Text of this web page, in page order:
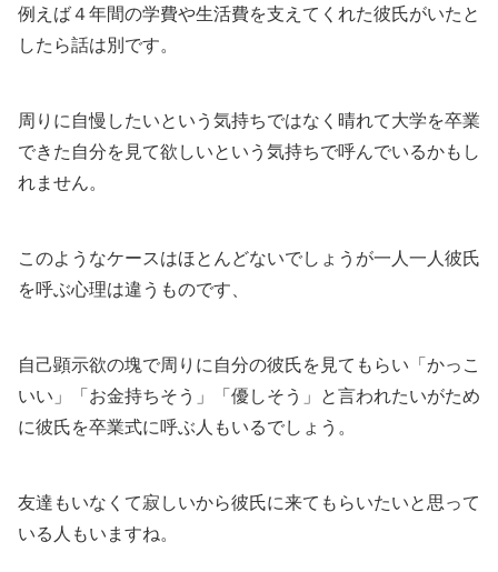
例えば４年間の学費や生活費を支えてくれた彼氏がいたと
したら話は別です。
周りに自慢したいという気持ちではなく晴れて大学を卒業
できた自分を見て欲しいという気持ちで呼んでいるかもし
れません。
このようなケースはほとんどないでしょうが一人一人彼氏
を呼ぶ心理は違うものです、
自己顕示欲の塊で周りに自分の彼氏を見てもらい「かっこ
いい」「お金持ちそう」「優しそう」と言われたいがため
に彼氏を卒業式に呼ぶ人もいるでしょう。
友達もいなくて寂しいから彼氏に来てもらいたいと思って
いる人もいますね。